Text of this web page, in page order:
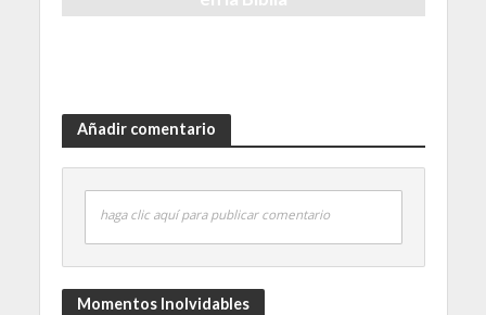
Añadir comentario
haga clic aquí para publicar comentario
Momentos Inolvidables